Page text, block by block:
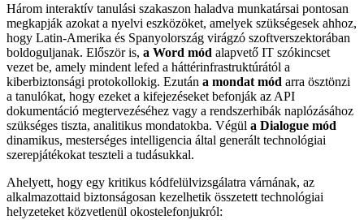
Három interaktív tanulási szakaszon haladva munkatársai pontosan
megkapják azokat a nyelvi eszközöket, amelyek szükségesek ahhoz,
hogy Latin-Amerika és Spanyolország virágzó szoftverszektorában
boldoguljanak. Először is, a Word mód alapvető IT szókincset
vezet be, amely mindent lefed a háttérinfrastruktúrától a
kiberbiztonsági protokollokig. Ezután a mondat mód arra ösztönzi
a tanulókat, hogy ezeket a kifejezéseket befonják az API
dokumentáció megtervezéséhez vagy a rendszerhibák naplózásához
szükséges tiszta, analitikus mondatokba. Végül a Dialogue mód
dinamikus, mesterséges intelligencia által generált technológiai
szerepjátékokat teszteli a tudásukkal.
Ahelyett, hogy egy kritikus kódfelülvizsgálatra várnának, az
alkalmazottaid biztonságosan kezelhetik összetett technológiai
helyzeteket közvetlenül okostelefonjukról: